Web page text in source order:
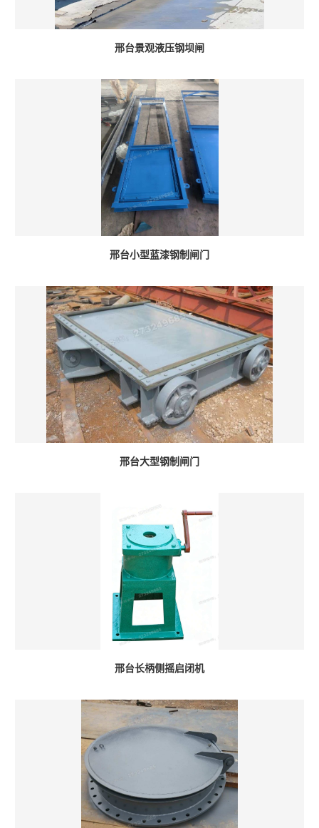
邢台景观液压钢坝闸
邢台小型蓝漆钢制闸门
邢台大型钢制闸门
邢台长柄侧摇启闭机